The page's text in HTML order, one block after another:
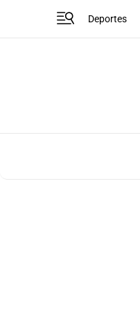
Deportes